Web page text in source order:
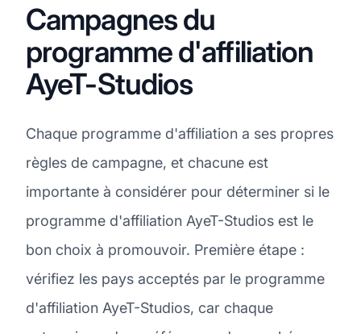
Campagnes du
programme d'affiliation
AyeT-Studios
Chaque programme d'affiliation a ses propres
règles de campagne, et chacune est
importante à considérer pour déterminer si le
programme d'affiliation AyeT-Studios est le
bon choix à promouvoir. Première étape :
vérifiez les pays acceptés par le programme
d'affiliation AyeT-Studios, car chaque